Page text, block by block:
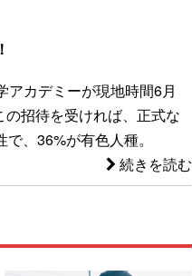
アカデミーが現地時間6月
招待を受ければ、正式な
、36%が有色人種。
続きを読む